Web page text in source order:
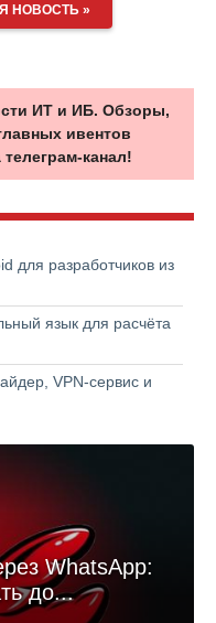
НОВОСТЬ »
ИТ и ИБ. Обзоры,
ивентов
канал!
для разработчиков из
язык для расчёта
VPN-сервис и
WhatsApp:
до...